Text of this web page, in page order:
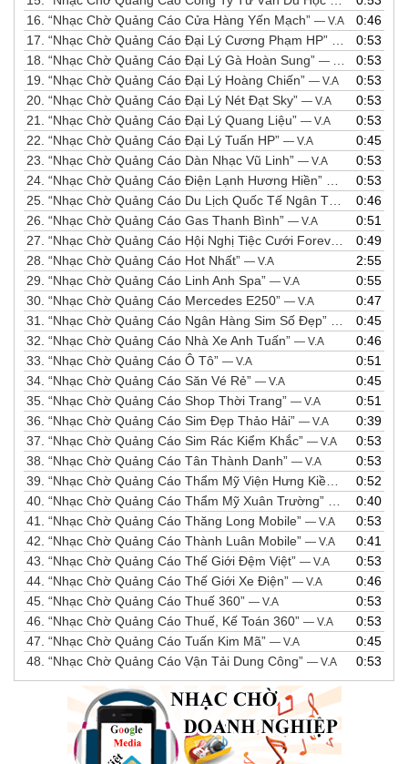
16. “Nhạc Chờ Quảng Cáo Cửa Hàng Yến Mạch” — V.A
0:46
17. “Nhạc Chờ Quảng Cáo Đại Lý Cương Phạm HP” — V.A0:53
18. “Nhạc Chờ Quảng Cáo Đại Lý Gà Hoàn Sung” — V.A
0:53
19. “Nhạc Chờ Quảng Cáo Đại Lý Hoàng Chiến” — V.A
0:53
20. “Nhạc Chờ Quảng Cáo Đại Lý Nét Đạt Sky” — V.A
0:53
21. “Nhạc Chờ Quảng Cáo Đại Lý Quang Liệu” — V.A
0:53
22. “Nhạc Chờ Quảng Cáo Đại Lý Tuấn HP” — V.A
0:45
23. “Nhạc Chờ Quảng Cáo Dàn Nhạc Vũ Linh” — V.A
0:53
24. “Nhạc Chờ Quảng Cáo Điện Lạnh Hương Hiền”
0:53
25. “Nhạc Chờ Quảng Cáo Du Lịch Quốc Tế Ngân Tùng” — V.A
0:46
26. “Nhạc Chờ Quảng Cáo Gas Thanh Bình” — V.A
0:51
27. “Nhạc Chờ Quảng Cáo Hội Nghị Tiệc Cưới ForeverMark” —
0:49
28. “Nhạc Chờ Quảng Cáo Hot Nhất” — V.A
2:55
29. “Nhạc Chờ Quảng Cáo Linh Anh Spa” — V.A
0:55
30. “Nhạc Chờ Quảng Cáo Mercedes E250” — V.A
0:47
31. “Nhạc Chờ Quảng Cáo Ngân Hàng Sim Số Đẹp” — V.A0:45
32. “Nhạc Chờ Quảng Cáo Nhà Xe Anh Tuấn” — V.A
0:46
33. “Nhạc Chờ Quảng Cáo Ô Tô” — V.A
0:51
34. “Nhạc Chờ Quảng Cáo Săn Vé Rẻ” — V.A
0:45
35. “Nhạc Chờ Quảng Cáo Shop Thời Trang” — V.A
0:51
36. “Nhạc Chờ Quảng Cáo Sim Đẹp Thảo Hải” — V.A
0:39
37. “Nhạc Chờ Quảng Cáo Sim Rác Kiểm Khắc” — V.A
0:53
38. “Nhạc Chờ Quảng Cáo Tân Thành Danh” — V.A
0:53
39. “Nhạc Chờ Quảng Cáo Thẩm Mỹ Viện Hưng Kiều Phương”
0:52
40. “Nhạc Chờ Quảng Cáo Thẩm Mỹ Xuân Trường” — V.A0:40
41. “Nhạc Chờ Quảng Cáo Thăng Long Mobile” — V.A
0:53
42. “Nhạc Chờ Quảng Cáo Thành Luân Mobile” — V.A
0:41
43. “Nhạc Chờ Quảng Cáo Thế Giới Đệm Việt” — V.A
0:53
44. “Nhạc Chờ Quảng Cáo Thế Giới Xe Điện” — V.A
0:46
45. “Nhạc Chờ Quảng Cáo Thuế 360” — V.A
0:53
46. “Nhạc Chờ Quảng Cáo Thuế, Kế Toán 360” — V.A
0:53
47. “Nhạc Chờ Quảng Cáo Tuấn Kim Mã” — V.A
0:45
48. “Nhạc Chờ Quảng Cáo Vận Tải Dung Công” — V.A 0:53